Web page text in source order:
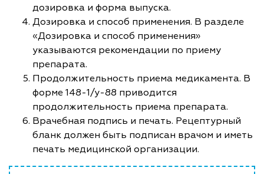
дозировка и форма выпуска.
Дозировка и способ применения. В разделе
«Дозировка и способ применения»
указываются рекомендации по приему
препарата.
Продолжительность приема медикамента. В
форме 148-1/у-88 приводится
продолжительность приема препарата.
Врачебная подпись и печать. Рецептурный
бланк должен быть подписан врачом и иметь
печать медицинской организации.